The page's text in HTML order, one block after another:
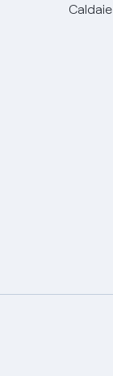
Caldaie